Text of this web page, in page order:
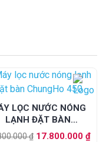
LỌC NƯỚC NÓNG
LẠNH ĐẶT BÀN
CHUNGHO 450
₫ Giá
17.800.000 ₫Giá